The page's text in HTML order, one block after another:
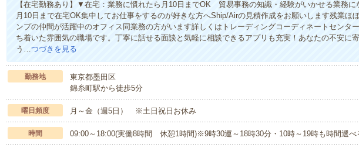
【在宅勤務あり】▼在宅：業務に慣れたら月10日までOK 貿易事務の知識・経験がいかせる業務に
月10日まで在宅OK集中してお仕事をするのが好きな方へShip/Airの見積作成をお願いします残業ほ
ンプの仲間が活躍中のオフィス同業務の方がいます詳しくはトレーディングコーディネートセンタ
ち着いた雰囲気の職場です。丁寧に話せる面談と気軽に相談できるアプリも充実！あなたの不安に
う…つづきを見る
勤務地
東京都墨田区
錦糸町駅から徒歩5分
曜日頻度 月～金（週5日） ※土日祝日お休み
時間 09:00～18:00(実働8時間 休憩1時間)※9時30運～18時30分・10時～19時も時間選べ